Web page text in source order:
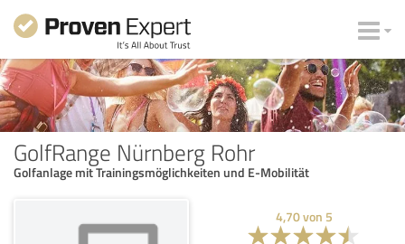
GolfRange Nürnberg Rohr
Golfanlage mit Trainingsmöglichkeiten und E-Mobilität
4,70von 5